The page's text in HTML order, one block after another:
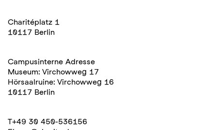
Charitéplatz 1
10117 Berlin
Campusinterne Adresse
Museum: Virchowweg 17
Hörsaalruine: Virchowweg 16
10117 Berlin
T+49 30 450-536156